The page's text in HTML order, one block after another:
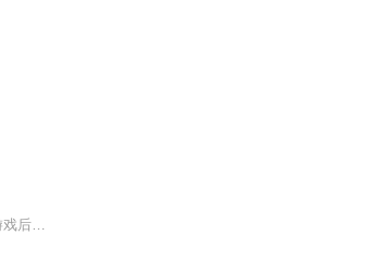
稳定日更5集，不定期爆更，AI主播良心又迷人，订阅追更不迷路！ 【内容简介】 优奈在玩了网王的同人乙女游戏后，魂穿到网球王子的世界。她成为了真田弦一郎的妹妹—真田优奈(ಥ_ಥ)面瘫的黑面神真田弦一郎把她宠上天…她先是去四天宝寺读书，在愉快的...